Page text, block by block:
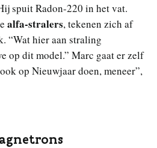
spuit Radon-220 in het vat.
alfa-stralers, tekenen zich af
“Wat hier aan straling
op dit model.” Marc gaat er zelf
op Nieuwjaar doen, meneer”,